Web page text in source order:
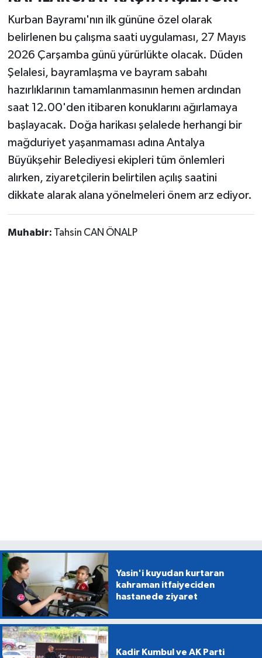
Kurban Bayramı'nın ilk gününe özel olarak
belirlenen bu çalışma saati uygulaması, 27 Mayıs
2026 Çarşamba günü yürürlükte olacak. Düden
Şelalesi, bayramlaşma ve bayram sabahı
hazırlıklarının tamamlanmasının hemen ardından
saat 12.00'den itibaren konuklarını ağırlamaya
başlayacak. Doğa harikası şelalede herhangi bir
mağduriyet yaşanmaması adına Antalya
Büyükşehir Belediyesi ekipleri tüm önlemleri
alırken, ziyaretçilerin belirtilen açılış saatini
dikkate alarak alana yönelmeleri önem arz ediyor.
Muhabir: Tahsin CAN ÖNALP
Yasin'i kuyudan kurtaran
kahraman itfaiyeciden
hastanede ziyaret
Kadir Kumbul ve AK Parti